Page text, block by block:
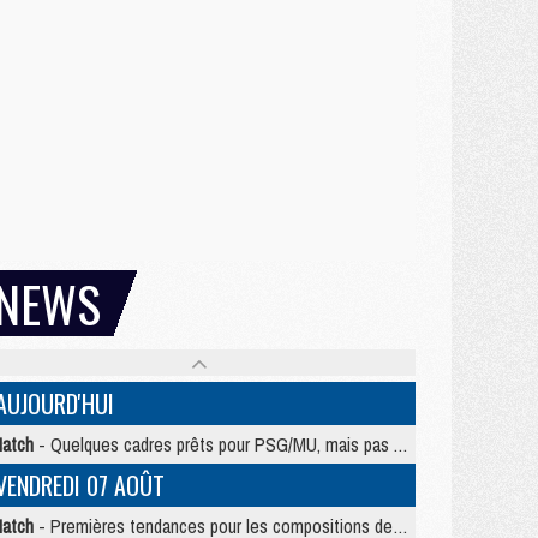
- Quelques cadres prêts pour PSG/MU, mais pas Akliouche ?
07 AOÛT
- Premières tendances pour les compositions de PSG/MU